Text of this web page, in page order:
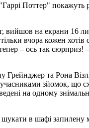
Поттер"
вийшов на екрани 16
ільки вчора кожен
– ось так сюрприз!
Грейнджер та Рона
учасниками зйомок,
на одному
шукати в шафі запилену